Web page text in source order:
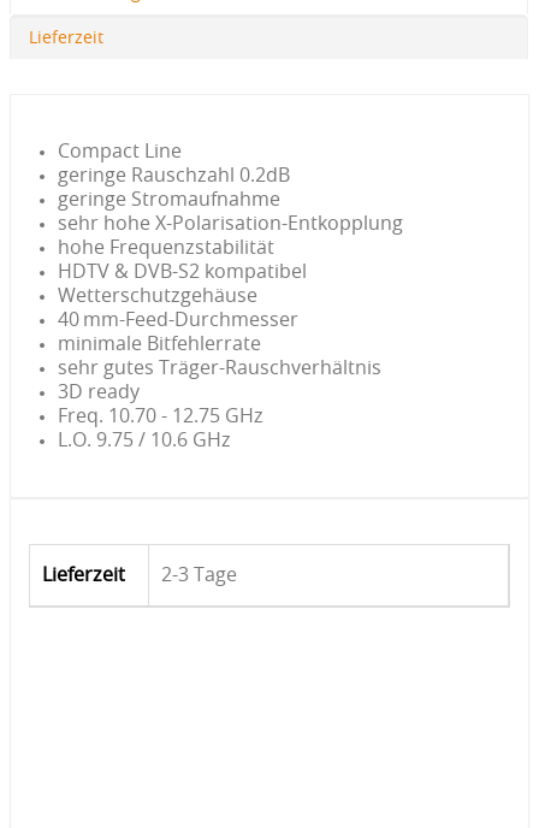
Lieferzeit
Compact Line
geringe Rauschzahl 0.2dB
geringe Stromaufnahme
sehr hohe X-Polarisation-Entkopplung
hohe Frequenzstabilität
HDTV & DVB-S2 kompatibel
Wetterschutzgehäuse
40 mm-Feed-Durchmesser
minimale Bitfehlerrate
sehr gutes Träger-Rauschverhältnis
3D ready
Freq. 10.70 - 12.75 GHz
L.O. 9.75 / 10.6 GHz
Lieferzeit 2-3 Tage